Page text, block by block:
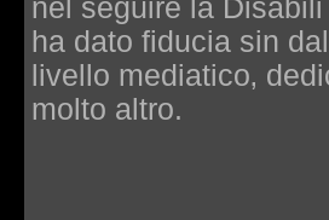
nel seguire la
ha dato fiducia sin
livello mediatico‚
molto altro.